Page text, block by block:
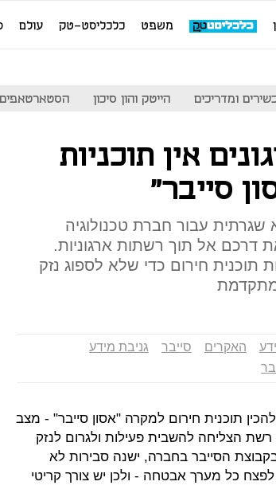
משפט כלכליסט-טק עולם
ומדריכים הייטק והון סיכון הסטארטאפים
אין תוכניות
סייבר"
עבור חברת טכנולוגיה
דרכם אל תוך רשתות ארגוניות.
תוכנית חירום כדי שלא לספוג נזק
האקרים סייבר
גניבת מידע
תוכנית חירום למקרה "אסון סייבר" - מצב
הצליחה להשבית פעילות ולגרום לנזק
בקבוצת הסייבר בחברה, ישנה סבירות לא
כל מערך אבטחה - ולכן יש צורך קריטי